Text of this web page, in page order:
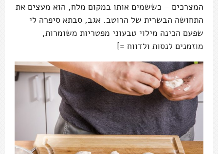
המצרכים – כששמים אותו במקום מלח, הוא מעצים את
התחושה הבשרית של הרוטב. אגב, סבתא סיפרה לי
שפעם הכינה מילוי טבעוני מפטריות משומרות,
מוזמנים לנסות ולדווח =]